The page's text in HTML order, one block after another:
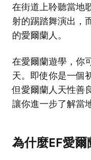
在街道上聆聽當地
射的踢踏舞演出，
的愛爾蘭人。
在愛爾蘭遊學，你
天。即使你是一個
但愛爾蘭人天性善
讓你進一步了解當
為什麼EF愛